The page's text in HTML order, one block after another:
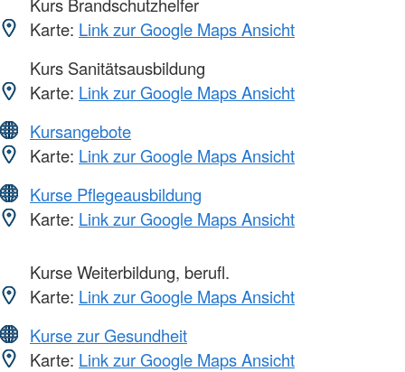
Karte: Link zur Google Maps Ansicht
Kurs Sanitätsausbildung
Karte: Link zur Google Maps Ansicht
Kursangebote
Karte: Link zur Google Maps Ansicht
Kurse Pflegeausbildung
Karte: Link zur Google Maps Ansicht
Kurse Weiterbildung, berufl.
Karte: Link zur Google Maps Ansicht
Kurse zur Gesundheit
Karte: Link zur Google Maps Ansicht